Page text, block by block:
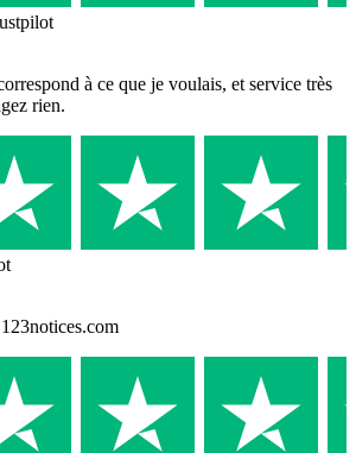
à ce que je voulais, et service très
rien.